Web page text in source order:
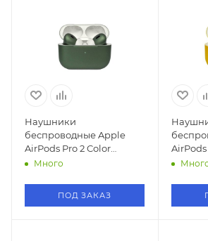
Наушники
беспроводные Apple
AirPods Pro 2 Color
(Темно-зеленый)
Много
ПОД ЗАКАЗ
AirPods
(Yellow